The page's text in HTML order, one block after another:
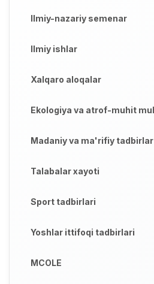
Ilmiy-nazariy semenar
Ilmiy ishlar
Xalqaro aloqalar
Ekologiya va atrof-muhit
Madaniy va ma'rifiy tadbirlar
Talabalar xayoti
Sport tadbirlari
Yoshlar ittifoqi tadbirlari
MCOLE